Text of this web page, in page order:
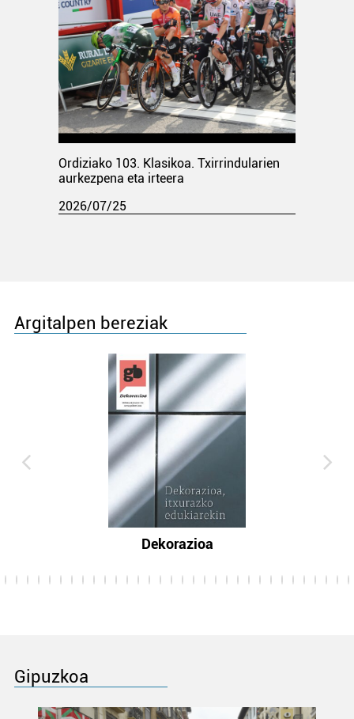
Ordiziako 103. Klasikoa. Txirrindularien
aurkezpena eta irteera
2026/07/25
Argitalpen bereziak
Dekorazioa
Gipuzkoa